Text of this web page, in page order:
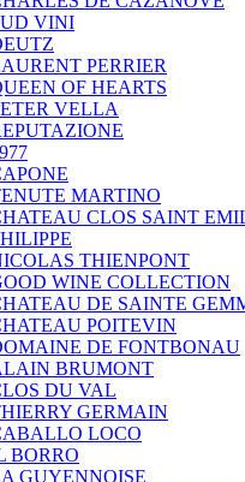
VINI
PERRIER
OF HEARTS
VELLA
MARTINO
CLOS SAINT
THIENPONT
WINE COLLECTION
DE SAINTE
POITEVIN
DE FONTBONAU
BRUMONT
DU VAL
GERMAIN
LOCO
BORRO
GUYENNOISE